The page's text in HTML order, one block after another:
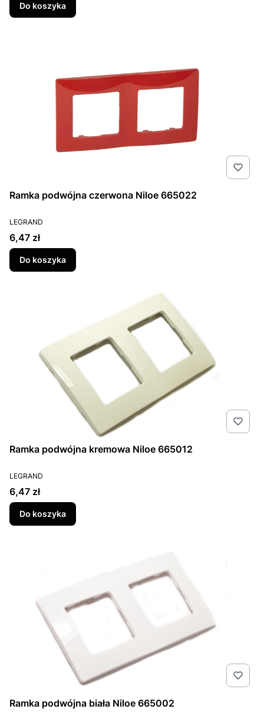
Do koszyka
Ramka podwójna czerwona Niloe 665022
PRODUCENT
LEGRAND
Cena
6,47 zł
Do koszyka
Ramka podwójna kremowa Niloe 665012
PRODUCENT
LEGRAND
Cena
6,47 zł
Do koszyka
Ramka podwójna biała Niloe 665002